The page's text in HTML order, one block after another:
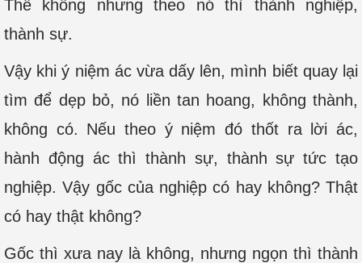
Thể không nhưng theo nó thì thành nghiệp,
thành sự.
Vậy khi ý niệm ác vừa dấy lên, mình biết quay lại
tìm để dẹp bỏ, nó liền tan hoang, không thành,
không có. Nếu theo ý niệm đó thốt ra lời ác,
hành động ác thì thành sự, thành sự tức tạo
nghiệp. Vậy gốc của nghiệp có hay không? Thật
có hay thật không?
Gốc thì xưa nay là không, nhưng ngọn thì thành